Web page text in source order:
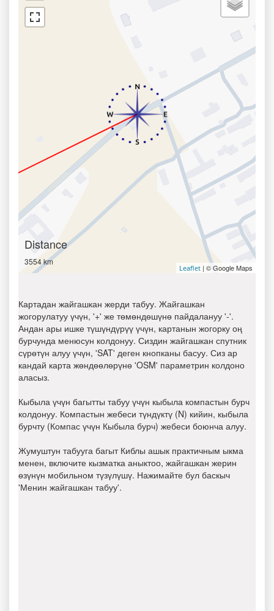
Distance
3554 km
Leaflet | © Google Maps
Картадан жайгашкан жерди табуу. Жайгашкан
жогорулатуу үчүн, '+' же төмөндөшүнө пайдалануу '-'.
Андан ары ишке түшүндүрүү үчүн, картанын жогорку оң
бурчунда менюсун колдонуу. Сиздин жайгашкан спутник
сүрөтүн алуу үчүн, 'SAT' деген кнопканы басуу. Сиз ар
кандай карта жөндөөлөрүнө 'OSM' параметрин колдоно
аласыз.
Кыбыла үчүн багытты табуу үчүн кыбыла компастын бурч
колдонуу. Компастын жебеси түндүктү (N) кийин, кыбыла
бурчту (Компас үчүн Кыбыла бурч) жебеси боюнча алуу.
Жумуштун табууга багыт Киблы ашык практичным ыкма
менен, включите кызматка аныктоо, жайгашкан жерин
өзүнүн мобильном түзүлүшү. Нажимайте бул баскыч
'Менин жайгашкан табуу'.